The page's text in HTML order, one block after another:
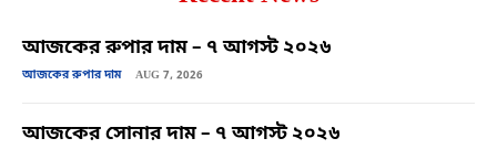
আজকের রুপার দাম – ৭ আগস্ট ২০২৬
আজকের রুপার দাম AUG 7, 2026
আজকের সোনার দাম – ৭ আগস্ট ২০২৬